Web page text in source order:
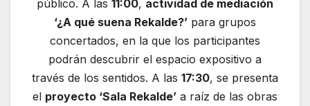
público. A las 11:00, actividad de mediación
‘¿A qué suena Rekalde?’ para grupos
concertados, en la que los participantes
podrán descubrir el espacio expositivo a
través de los sentidos. A las 17:30, se presenta
el proyecto ‘Sala Rekalde’ a raíz de las obras